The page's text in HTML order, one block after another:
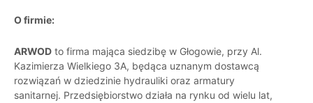
O firmie:
ARWOD to firma mająca siedzibę w Głogowie, przy Al.
Kazimierza Wielkiego 3A, będąca uznanym dostawcą
rozwiązań w dziedzinie hydrauliki oraz armatury
sanitarnej. Przedsiębiorstwo działa na rynku od wielu lat,